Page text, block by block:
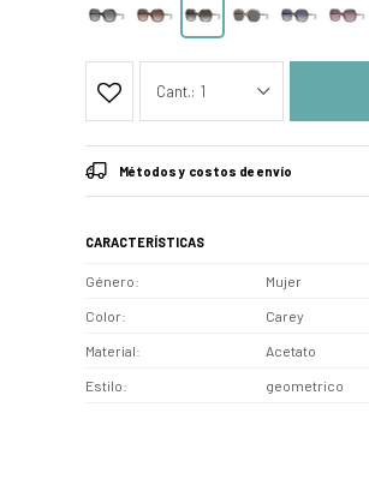
1
Métodos y costos de envío
CARACTERÍSTICAS
Género Mujer
Color Carey
Material Acetato
Estilo geometrico